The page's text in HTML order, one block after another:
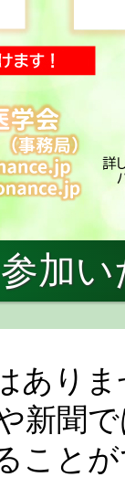
加
あり
新聞
こと